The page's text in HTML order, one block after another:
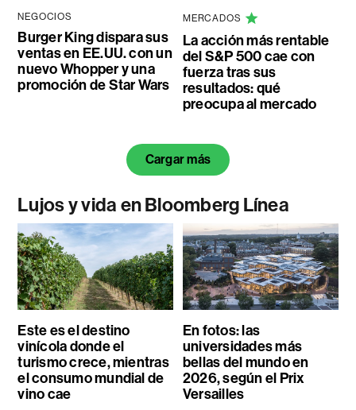
NEGOCIOS
Burger King dispara sus
ventas en EE.UU. con un
nuevo Whopper y una
promoción de Star Wars
MERCADOS
La acción más rentable
del S&P 500 cae con
fuerza tras sus
resultados: qué
preocupa al mercado
Cargar más
Lujos y vida en Bloomberg Línea
Este es el destino
vinícola donde el
turismo crece, mientras
el consumo mundial de
vino cae
En fotos: las
universidades más
bellas del mundo en
2026, según el Prix
Versailles